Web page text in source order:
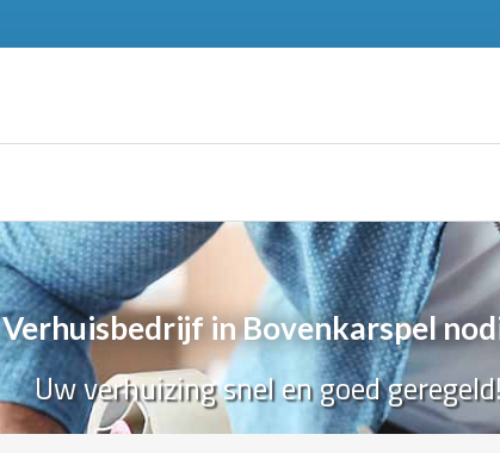
Verhuisbedrijf in Bovenkarspel
Uw verhuizing snel en goed